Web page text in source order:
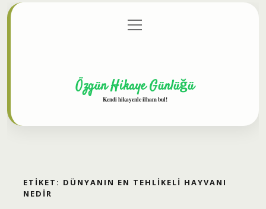
Gizlilik Politikası
menüyü
aç
Özgün Hikaye Günlüğü
Kendi hikayenle ilham bul!
ETIKET: DÜNYANIN EN TEHLIKELI HAYVANI
NEDIR